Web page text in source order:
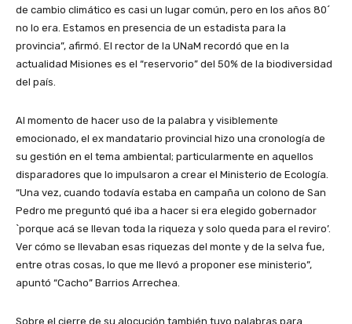
de cambio climático es casi un lugar común, pero en los años 80´
no lo era. Estamos en presencia de un estadista para la
provincia”, afirmó. El rector de la UNaM recordó que en la
actualidad Misiones es el “reservorio” del 50% de la biodiversidad
del país.
Al momento de hacer uso de la palabra y visiblemente
emocionado, el ex mandatario provincial hizo una cronología de
su gestión en el tema ambiental; particularmente en aquellos
disparadores que lo impulsaron a crear el Ministerio de Ecología.
“Una vez, cuando todavía estaba en campaña un colono de San
Pedro me preguntó qué iba a hacer si era elegido gobernador
`porque acá se llevan toda la riqueza y solo queda para el reviro’.
Ver cómo se llevaban esas riquezas del monte y de la selva fue,
entre otras cosas, lo que me llevó a proponer ese ministerio”,
apuntó “Cacho” Barrios Arrechea.
Sobre el cierre de su alocución también tuvo palabras para